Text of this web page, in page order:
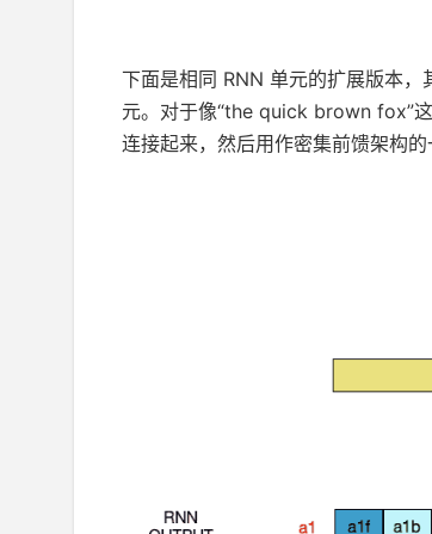
下面是相同 RNN 单元的扩展版本
元。对于像“the quick brown fox”
连接起来，然后用作密集前馈架构